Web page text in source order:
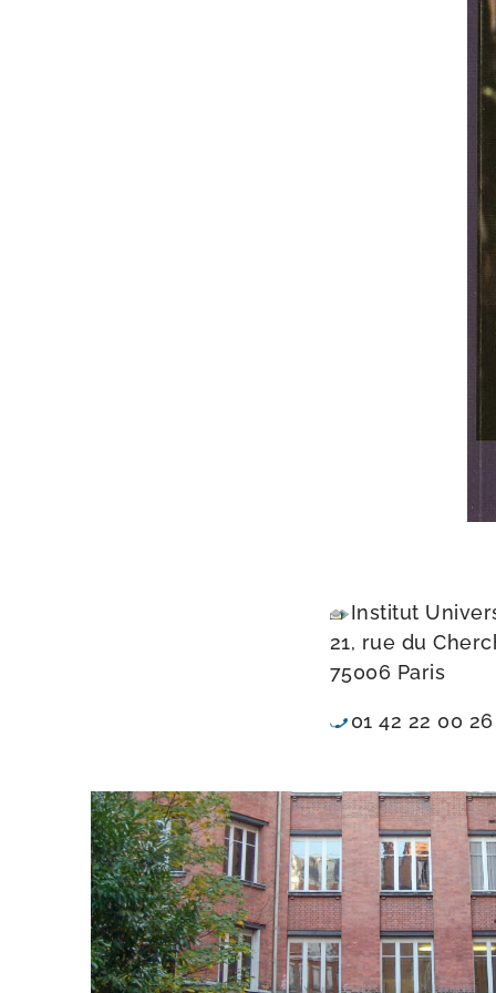
Institut
21, rue du
75006 Paris
01 42 22 00 26